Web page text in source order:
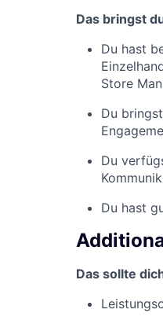
Das bringst
Du hast
Store
Du
Du
Du hast
Das sollte